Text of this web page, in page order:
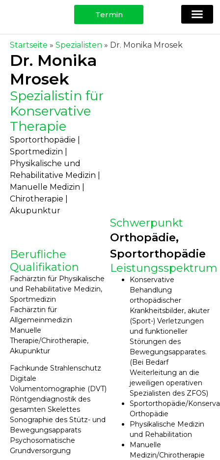
Termin
Startseite » Spezialisten » Dr. Monika Mrosek
Dr. Monika
Mrosek
Spezialistin für
Konservative
Therapie
Sportorthopädie |
Sportmedizin |
Physikalische und
Rehabilitative Medizin |
Manuelle Medizin |
Chirotherapie |
Akupunktur
Berufliche
Qualifikation
Fachärztin für Physikalische
und Rehabilitative Medizin,
Sportmedizin
Fachärztin für
Allgemeinmedizin
Manuelle
Therapie/Chirotherapie,
Akupunktur
Fachkunde Strahlenschutz
Digitale
Volumentomographie (DVT)
Röntgendiagnostik des
gesamten Skelettes
Sonographie des Stütz- und
Bewegungsapparats
Psychosomatische
Grundversorgung
Schwerpunkt
Orthopädie,
Sportorthopädie
Leistungsspektrum
Konservative
Behandlung
orthopädischer
Krankheitsbilder, akuter
(Sport-) Verletzungen
und funktioneller
Störungen des
Bewegungsapparates.
(Bei Bedarf
Weiterleitung an die
jeweiligen operativen
Spezialisten des ZFOS)
Sportorthopädie/
Orthopädie
Physikalische Medizin
und Rehabilitation
Manuelle
Medizin/Chirotherapie